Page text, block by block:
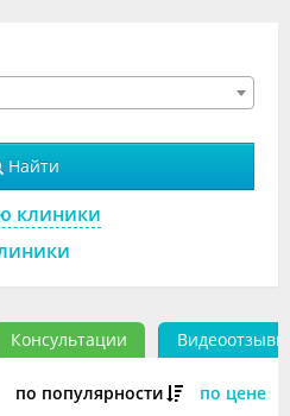
Найти
клиники
Консультации Видеоотзывы
по популярности по цене